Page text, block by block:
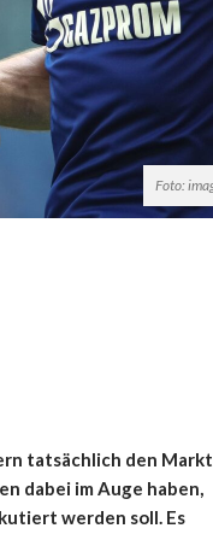
Foto:
tatsächlich den Markt
dabei im Auge haben,
werden soll. Es